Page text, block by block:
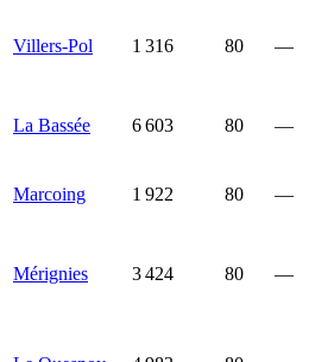
Villers-Pol 1 316 80 —
La Bassée 6 603 80 —
Marcoing 1 922 80 —
Mérignies 3 424 80 —